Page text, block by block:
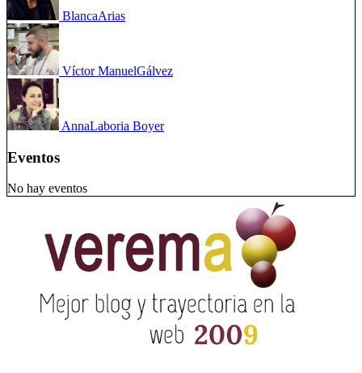
BlancaArias
Víctor ManuelGálvez
AnnaLaboria Boyer
Eventos
No hay eventos